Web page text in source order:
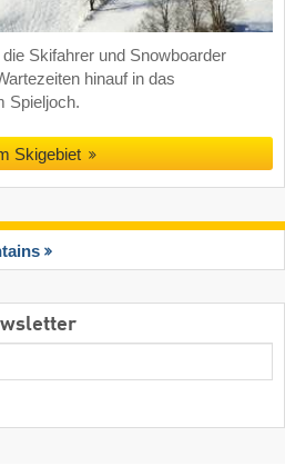
Skifahrer und Snowboarder
hinauf in das
Spieljoch.
Skigebiet